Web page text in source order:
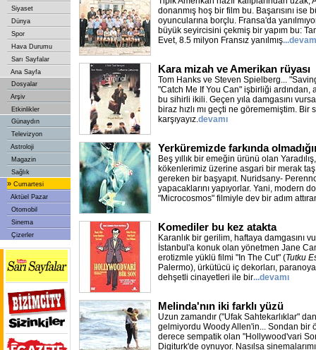
Siyaset
Dünya
Spor
Hava Durumu
Sarı Sayfalar
Ana Sayfa
Dosyalar
Arşiv
Etkinlikler
Günaydın
Televizyon
Astroloji
Magazin
Sağlık
» Cumartesi
Aktüel Pazar
Otomobil
Sinema
Çizerler
donanmış hoş bir film bu. Başarısını ise
oyuncularına borçlu. Fransa'da
büyük seyircisini çekmiş bir yapım bu:
Evet, 8.5 milyon Fransız yanılmış
Kara mizah ve Amerikan rüyası
Tom Hanks ve Steven Spielberg...
"Catch Me If You Can" işbirliği ardından,
bu sihirli ikili. Geçen yıla damgasını
biraz hızlı mı geçti ne görememiştim. Bir
karşıyayız.devamı
Yerküremizde farkında
Beş yıllık bir emeğin ürünü olan
kökenlerimiz üzerine asgari bir merak
gereken bir başyapıt. Nuridsany-
yapacaklarını yapıyorlar. Yani, modern
"Microcosmos" filmiyle dev bir adım
Komediler bu kez atakta
Karanlık bir gerilim, haftaya damgasını
İstanbul'a konuk olan yönetmen Jane
erotizmle yüklü filmi "In The Cut" (Tutku
Palermo), ürkütücü iç dekorları,
dehşetli cinayetleri ile bir...devamı
Melinda'nın iki farklı yüzü
Uzun zamandır ("Ufak Sahtekarlıklar"
gelmiyordu Woody Allen'in... Sondan bir
derece sempatik olan "Hollywood'vari
Digiturk'de oynuyor. Nasılsa